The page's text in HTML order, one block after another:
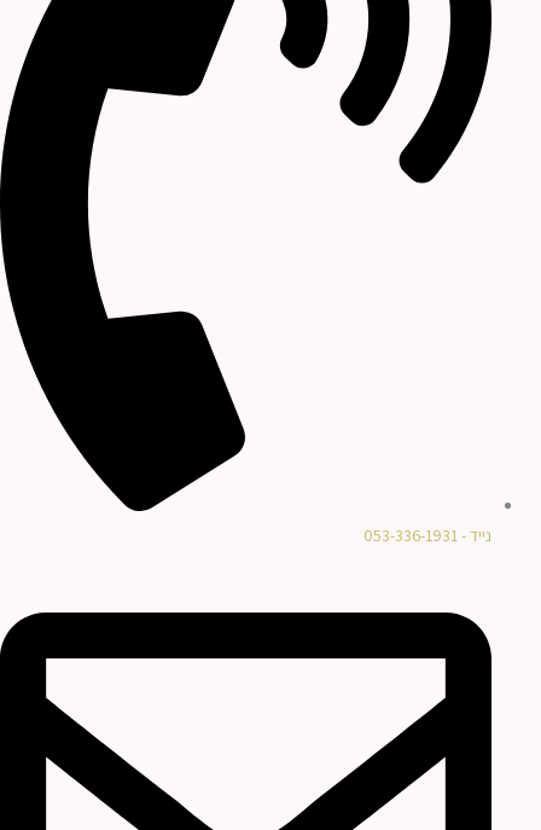
נייד - 053-336-1931